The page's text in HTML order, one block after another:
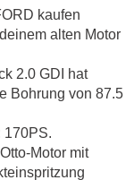
kaufen
alten Motor
2.0 GDI hat
Bohrung von 87.5
170PS.
Motor mit